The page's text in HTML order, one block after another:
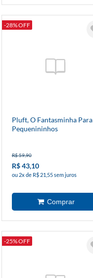
-28% OFF
Pluft, O Fantasminha Para
Pequenininhos
R$ 59,90
R$ 43,10
ou 2x de R$ 21,55 sem juros
-25% OFF